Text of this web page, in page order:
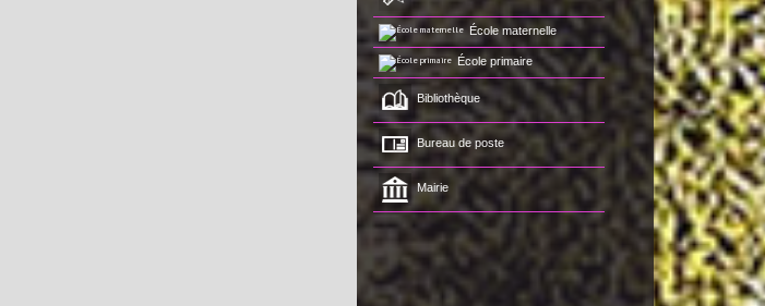
École maternelle
École primaire
Bibliothèque
Bureau de poste
Mairie